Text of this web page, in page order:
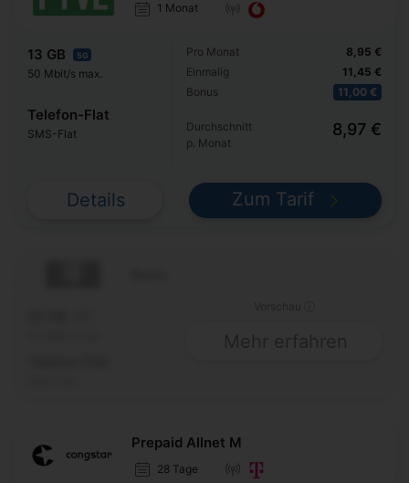
1 Monat
13 GB 5G
50 Mbit/s max.
Telefon-Flat
SMS-Flat
Pro Monat
Einmalig
Bonus
8,95 €
11,45 €
11,00 €
Durchschnitt
p. Monat
8,97 €
Details Zum Tarif
Prepaid Allnet M
28 Tage